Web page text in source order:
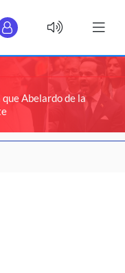
Abelardo de la